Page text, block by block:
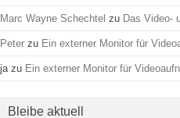
Marc Wayne Schechtel zu Das Video-
Peter zu Ein externer Monitor für
ja zu Ein externer Monitor für
Bleibe aktuell